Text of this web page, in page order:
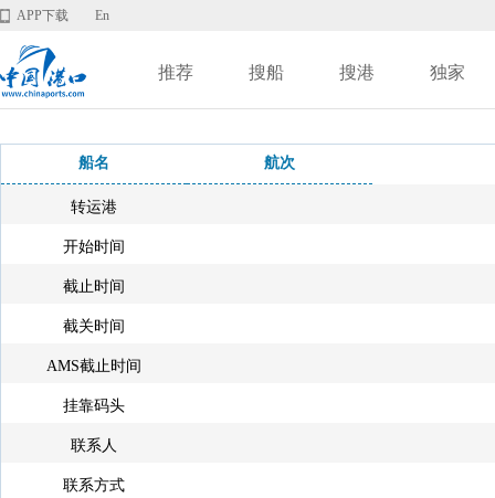
APP下载 En
推荐 搜船 搜港 独家
船名 航次
转运港
开始时间
截止时间
截关时间
AMS截止时间
挂靠码头
联系人
联系方式